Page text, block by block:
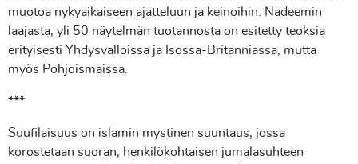
muotoa nykyaikaiseen ajatteluun ja keinoihin. Nadeemin
laajasta, yli 50 näytelmän tuotannosta on esitetty teoksia
erityisesti Yhdysvalloissa ja Isossa-Britanniassa, mutta
myös Pohjoismaissa.
***
Suufilaisuus on islamin mystinen suuntaus, jossa
korostetaan suoran, henkilökohtaisen jumalasuhteen